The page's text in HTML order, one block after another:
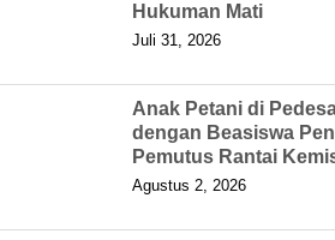
Hukuman Mati
Juli 31, 2026
Anak Petani di
dengan Beasiswa
Pemutus Rantai
Agustus 2, 2026